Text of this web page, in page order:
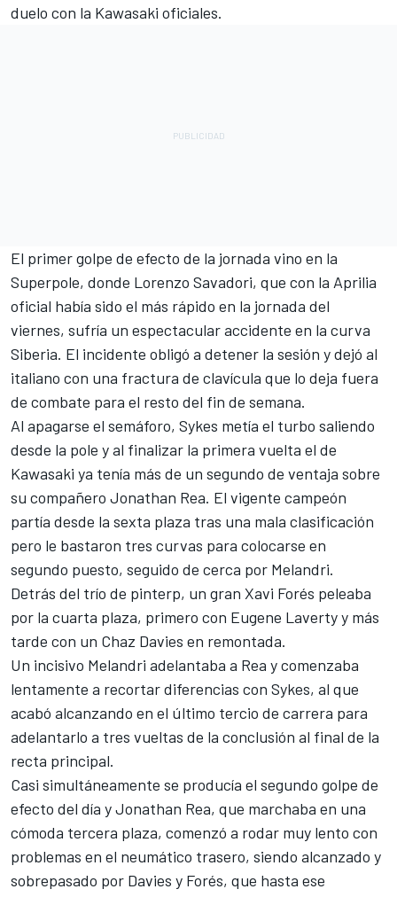
duelo con la Kawasaki oficiales.
El primer golpe de efecto de la jornada vino en la
Superpole, donde Lorenzo Savadori, que con la Aprilia
oficial había sido el más rápido en la jornada del
viernes, sufría un espectacular accidente en la curva
Siberia. El incidente obligó a detener la sesión y dejó al
italiano con una fractura de clavícula que lo deja fuera
de combate para el resto del fin de semana.
Al apagarse el semáforo, Sykes metía el turbo saliendo
desde la pole y al finalizar la primera vuelta el de
Kawasaki ya tenía más de un segundo de ventaja sobre
su compañero Jonathan Rea. El vigente campeón
partía desde la sexta plaza tras una mala clasificación
pero le bastaron tres curvas para colocarse en
segundo puesto, seguido de cerca por Melandri.
Detrás del trío de pinterp, un gran Xavi Forés peleaba
por la cuarta plaza, primero con Eugene Laverty y más
tarde con un Chaz Davies en remontada.
Un incisivo Melandri adelantaba a Rea y comenzaba
lentamente a recortar diferencias con Sykes, al que
acabó alcanzando en el último tercio de carrera para
adelantarlo a tres vueltas de la conclusión al final de la
recta principal.
Casi simultáneamente se producía el segundo golpe de
efecto del día y Jonathan Rea, que marchaba en una
cómoda tercera plaza, comenzó a rodar muy lento con
problemas en el neumático trasero, siendo alcanzado y
sobrepasado por Davies y Forés, que hasta ese